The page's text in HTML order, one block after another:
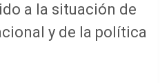
a la situación de
y de la política